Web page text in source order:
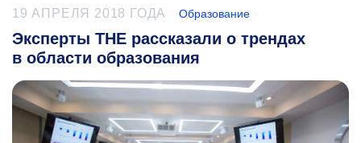
19 АПРЕЛЯ 2018 ГОДА Образование
Эксперты THE рассказали о трендах
в области образования